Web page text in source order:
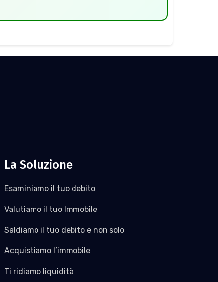
La Soluzione
Esaminiamo il tuo debito
Valutiamo il tuo Immobile
Saldiamo il tuo debito e non solo
Acquistiamo l’immobile
Ti ridiamo liquidità